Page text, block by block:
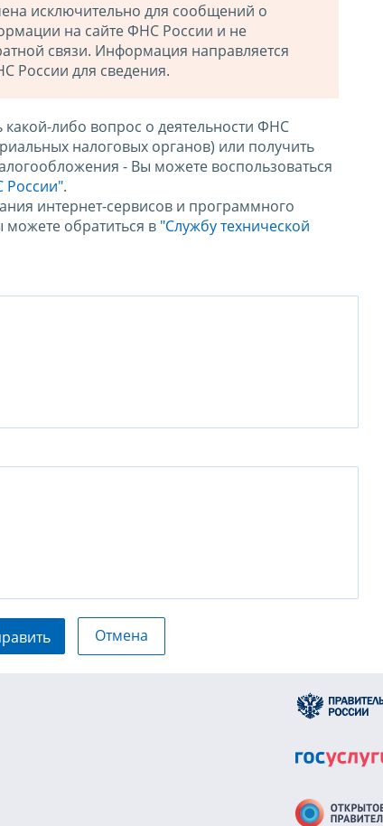
исключительно для сообщений о
на сайте ФНС России и не
связи. Информация направляется
России для сведения.
либо вопрос о деятельности ФНС
налоговых органов) или получить
- Вы можете воспользоваться
России".
интернет-сервисов и программного
обратиться в "Службу технической
Отмена